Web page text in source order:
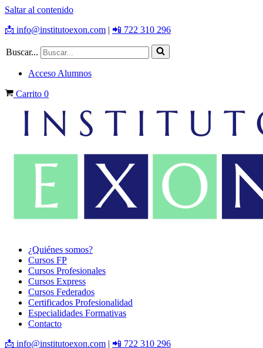
Saltar al contenido
📩 info@institutoexon.com | 📲 722 310 296
Buscar...
Acceso Alumnos
Carrito 0
¿Quiénes somos?
Cursos FP
Cursos Profesionales
Cursos Express
Cursos Federados
Certificados Profesionalidad
Especialidades Formativas
Contacto
📩 info@institutoexon.com | 📲 722 310 296